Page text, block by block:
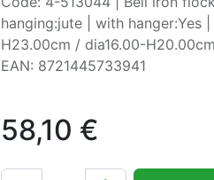
hanging:jute | with hanger:Yes
H23.00cm / dia16.00-
EAN: 8721445733941
58,10 €